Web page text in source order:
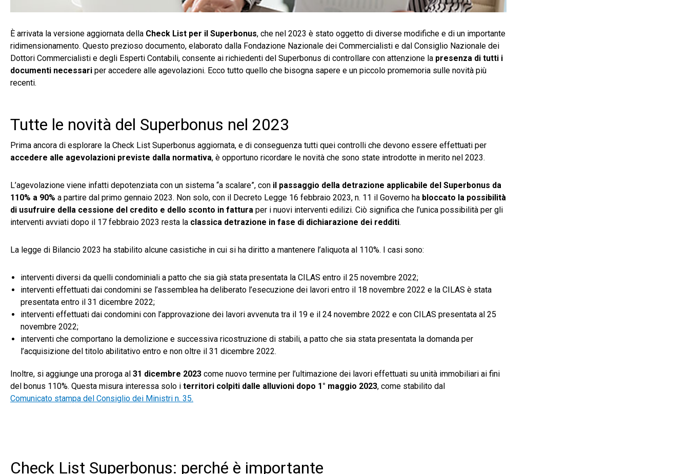
È arrivata la versione aggiornata della Check List per il Superbonus, che nel 2023 è stato oggetto di diverse modifiche e di un importante
ridimensionamento. Questo prezioso documento, elaborato dalla Fondazione Nazionale dei Commercialisti e dal Consiglio Nazionale dei
Dottori Commercialisti e degli Esperti Contabili, consente ai richiedenti del Superbonus di controllare con attenzione la presenza di tutti i
documenti necessari per accedere alle agevolazioni. Ecco tutto quello che bisogna sapere e un piccolo promemoria sulle novità più
recenti.
Tutte le novità del Superbonus nel 2023
Prima ancora di esplorare la Check List Superbonus aggiornata, e di conseguenza tutti quei controlli che devono essere effettuati per
accedere alle agevolazioni previste dalla normativa, è opportuno ricordare le novità che sono state introdotte in merito nel 2023.
L’agevolazione viene infatti depotenziata con un sistema “a scalare”, con il passaggio della detrazione applicabile del Superbonus da
110% a 90% a partire dal primo gennaio 2023. Non solo, con il Decreto Legge 16 febbraio 2023, n. 11 il Governo ha bloccato la possibilità
di usufruire della cessione del credito e dello sconto in fattura per i nuovi interventi edilizi. Ciò significa che l’unica possibilità per gli
interventi avviati dopo il 17 febbraio 2023 resta la classica detrazione in fase di dichiarazione dei redditi.
La legge di Bilancio 2023 ha stabilito alcune casistiche in cui si ha diritto a mantenere l’aliquota al 110%. I casi sono:
interventi diversi da quelli condominiali a patto che sia già stata presentata la CILAS entro il 25 novembre 2022;
interventi effettuati dai condomini se l’assemblea ha deliberato l’esecuzione dei lavori entro il 18 novembre 2022 e la CILAS è stata
presentata entro il 31 dicembre 2022;
interventi effettuati dai condomini con l’approvazione dei lavori avvenuta tra il 19 e il 24 novembre 2022 e con CILAS presentata al 25
novembre 2022;
interventi che comportano la demolizione e successiva ricostruzione di stabili, a patto che sia stata presentata la domanda per
l’acquisizione del titolo abilitativo entro e non oltre il 31 dicembre 2022.
Inoltre, si aggiunge una proroga al 31 dicembre 2023 come nuovo termine per l’ultimazione dei lavori effettuati su unità immobiliari ai fini
del bonus 110%. Questa misura interessa solo i territori colpiti dalle alluvioni dopo 1° maggio 2023, come stabilito dal
Comunicato stampa del Consiglio dei Ministri n. 35.
Check List Superbonus: perché è importante